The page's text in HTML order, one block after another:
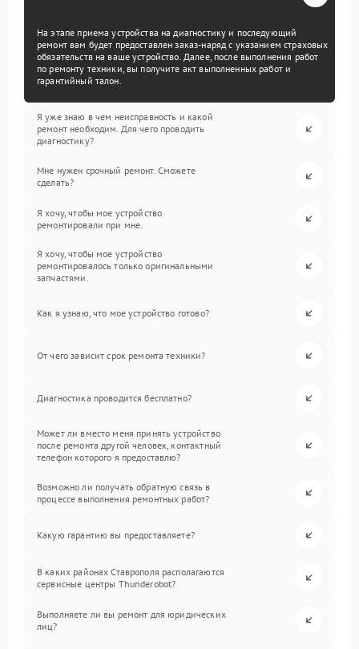
На этапе приема устройства на диагностику и последующий
ремонт вам будет предоставлен заказ-наряд с указанием страховых
обязательств на ваше устройство. Далее, после выполнения работ
по ремонту техники, вы получите акт выполненных работ и
гарантийный талон.
Я уже знаю в чем неисправность и какой
ремонт необходим. Для чего проводить
диагностику?
Мне нужен срочный ремонт. Сможете
сделать?
Я хочу, чтобы мое устройство
ремонтировали при мне.
Я хочу, чтобы мое устройство
ремонтировалось только оригинальными
запчастями.
Как я узнаю, что мое устройство готово?
От чего зависит срок ремонта техники?
Диагностика проводится бесплатно?
Может ли вместо меня принять устройство
после ремонта другой человек, контактный
телефон которого я предоставлю?
Возможно ли получать обратную связь в
процессе выполнения ремонтных работ?
Какую гарантию вы предоставляете?
В каких районах Ставрополя располагаются
сервисные центры Thunderobot?
Выполняете ли вы ремонт для юридических
лиц?